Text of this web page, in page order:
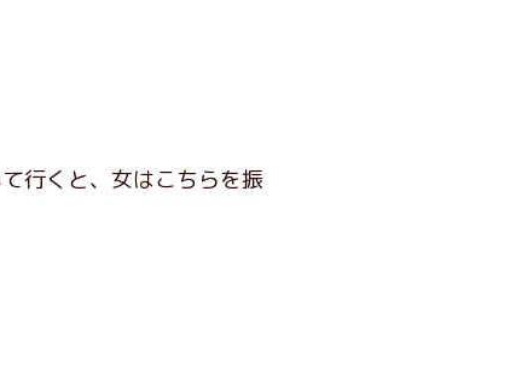
行くと、女はこちらを振